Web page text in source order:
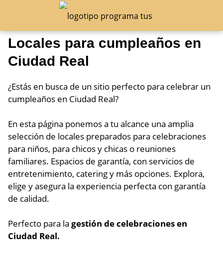
Locales para cumpleaños en
Ciudad Real
¿Estás en busca de un sitio perfecto para celebrar un
cumpleaños en Ciudad Real?
En esta página ponemos a tu alcance una amplia
selección de locales preparados para celebraciones
para niños, para chicos y chicas o reuniones
familiares. Espacios de garantía, con servicios de
entretenimiento, catering y más opciones. Explora,
elige y asegura la experiencia perfecta con garantía
de calidad.
Perfecto para la gestión de celebraciones en
Ciudad Real.